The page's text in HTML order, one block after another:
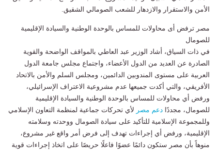
الأمن والاستقرار والازدهار للشعب الصومالي الشقيق.
مصر ترفض أى محاولات للمساس بالوحدة الوطنية والسيادة الإقليمية
للصومال
في ذات السياق، أشاد الوزير عبد العاطي بالمواقف الواضحة والقوية
الصادرة عن العديد من الدول الأعضاء، واجتماع مجلس جامعة الدول
العربية على مستوى المندوبين الدائمين، ومجلس السلم والأمن بالاتحاد
الأفريقي، والتي أكدت جميعها عدم مشروعية الاعتراف الإسرائيلي،
ورفض أي محاولات للمساس بالوحدة الوطنية والسيادة الإقليمية
للصومال، مجددًا دعم مصر لأي تحركات جماعية لمنظمة التعاون الإسلامي
وللمجموعة الإسلامية للتأكيد على سيادة الصومال ووحدته وسلامته
الإقليمية، ورفض أي إجراءات تهدف إلى فرض أمر واقع غير مشروع،
منوهاً بأن مصر ستكون دائمًا عضوًا فاعلًا حريصًا على اتخاذ إجراءات قوية